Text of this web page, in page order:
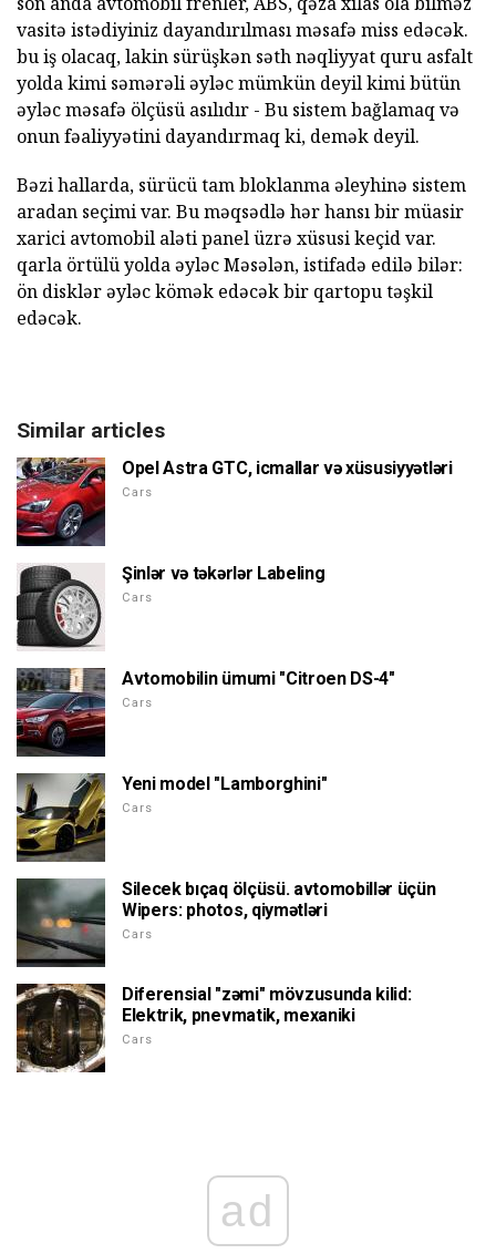
vasitə istədiyiniz dayandırılması məsafə miss edəcək.
bu iş olacaq, lakin sürüşkən səth nəqliyyat quru asfalt
yolda kimi səmərəli əyləc mümkün deyil kimi bütün
əyləc məsafə ölçüsü asılıdır - Bu sistem bağlamaq və
onun fəaliyyətini dayandırmaq ki, demək deyil.
Bəzi hallarda, sürücü tam bloklanma əleyhinə sistem
aradan seçimi var. Bu məqsədlə hər hansı bir müasir
xarici avtomobil aləti panel üzrə xüsusi keçid var.
qarla örtülü yolda əyləc Məsələn, istifadə edilə bilər:
ön disklər əyləc kömək edəcək bir qartopu təşkil
edəcək.
Similar articles
Opel Astra GTC, icmallar və xüsusiyyətləri
Cars
Şinlər və təkərlər Labeling
Cars
Avtomobilin ümumi "Citroen DS-4"
Cars
Yeni model "Lamborghini"
Cars
Silecek bıçaq ölçüsü. avtomobillər üçün
Wipers: photos, qiymətləri
Cars
Diferensial "zəmi" mövzusunda kilid:
Elektrik, pnevmatik, mexaniki
Cars
ad